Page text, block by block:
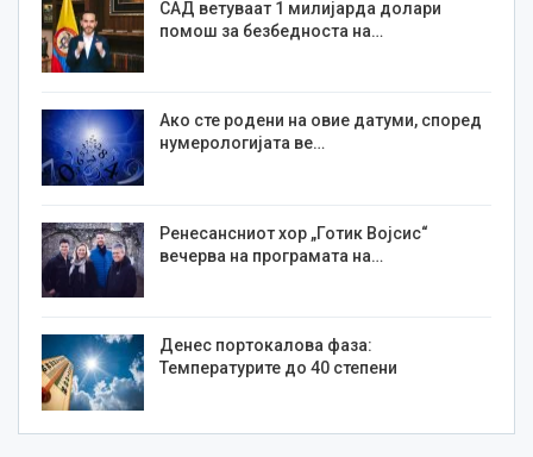
САД ветуваат 1 милијарда долари
помош за безбедноста на…
Ако сте родени на овие датуми, според
нумерологијата ве…
Ренесансниот хор „Готик Војсис“
вечерва на програмата на…
Денес портокалова фаза:
Температурите до 40 степени